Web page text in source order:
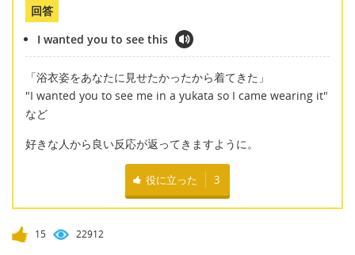
回答
I wanted you to see this
「浴衣姿をあなたに見せたかったから着てきた」
"I wanted you to see me in a yukata so I came wearing it"
など
好きな人から良い反応が返ってきますように。
役に立った 3
15 22912